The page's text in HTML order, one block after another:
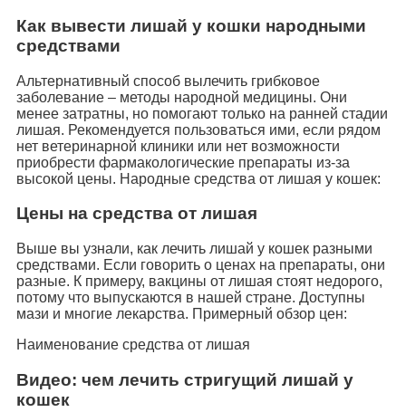
Как вывести лишай у кошки народными
средствами
Альтернативный способ вылечить грибковое
заболевание – методы народной медицины. Они
менее затратны, но помогают только на ранней стадии
лишая. Рекомендуется пользоваться ими, если рядом
нет ветеринарной клиники или нет возможности
приобрести фармакологические препараты из-за
высокой цены. Народные средства от лишая у кошек:
Цены на средства от лишая
Выше вы узнали, как лечить лишай у кошек разными
средствами. Если говорить о ценах на препараты, они
разные. К примеру, вакцины от лишая стоят недорого,
потому что выпускаются в нашей стране. Доступны
мази и многие лекарства. Примерный обзор цен:
Наименование средства от лишая
Видео: чем лечить стригущий лишай у
кошек